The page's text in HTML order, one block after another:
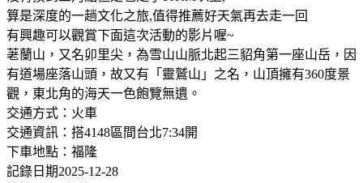
算是深度的一趟文化之旅,值得推薦好天氣再去走一回
有興趣可以觀賞下面這次活動的影片喔~
荖蘭山，又名卯里尖，為雪山山脈北起三貂角第一座山岳，因
有道場座落山頭，故又有「靈鷲山」之名，山頂擁有360度景
觀，東北角的海天一色飽覽無遺。
交通方式：火車
交通資訊：搭4148區間台北7:34開
下車地點：福隆
記錄日期2025-12-28